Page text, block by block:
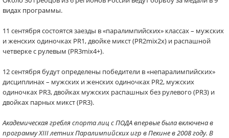
видах программы.
11 сентября состоятся заезды в «паралимпийских» классах – мужских
и женских одиночках PR1, двойке микст (PR2mix2x) и распашной
четверке с рулевым (PR3mix4+).
12 сентября будут определены победители в «непаралимпийских»
дисциплинах – мужских и женских одиночках PR2, мужских
одиночках PR3, двойках мужских распашных без рулевого (PR3) и
двойках парных микст (PR3).
Академическая гребля спорта лиц с ПОДА впервые была включена в
программу XIII летних Паралимпийских игр в Пекине в 2008 году. В